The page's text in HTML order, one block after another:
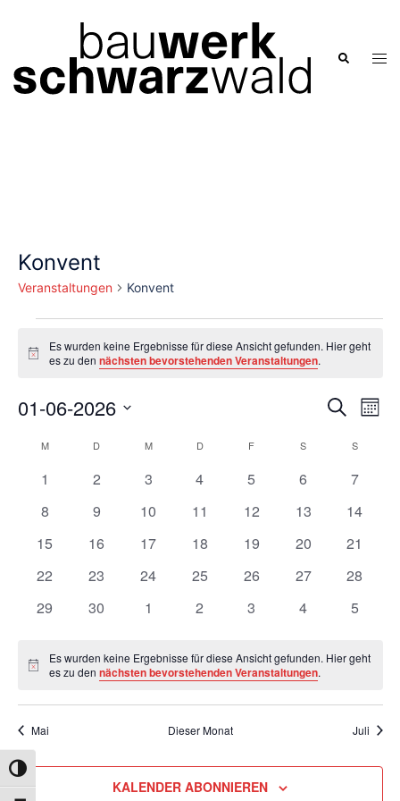
UMSCHALTEN AUF HOHE KONTRASTE
Suche
Konvent
Veranstaltungen Konvent
Hinweis
Es wurden keine Ergebnisse für diese Ansicht gefunden. Hier geht
es zu dennächsten bevorstehenden Veranstaltungen.
und
SUCHE
01-06-2026
Kalender
von
M D DIENSTAGMMITTWOCH
DDONNERSTAG
F S SAMSTAGS
0
1
0
2
0
3
0
4
0
5
0
6
0
7
0
8
0
9
0
10
0
11
0
12
0
13
0
14
0
15
0
16
0
17
0
18
0
19
0
20
0
21
0
22
0
23
0
24
0
25
0
26
0
27
0
28
0
29
0
30
0
1
0
2
0
3
0
4
0
5
Hinweis
Es wurden keine Ergebnisse für diese Ansicht gefunden. Hier geht
es zu dennächsten bevorstehenden Veranstaltungen.
Mai Dieser Monat Juli
KALENDER ABONNIEREN